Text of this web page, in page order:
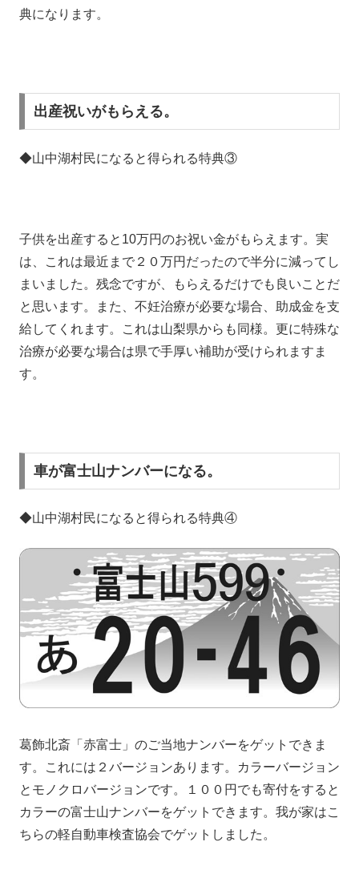
典になります。
出産祝いがもらえる。
◆山中湖村民になると得られる特典③
子供を出産すると10万円のお祝い金がもらえます。実
は、これは最近まで２０万円だったので半分に減ってし
まいました。残念ですが、もらえるだけでも良いことだ
と思います。また、不妊治療が必要な場合、助成金を支
給してくれます。これは山梨県からも同様。更に特殊な
治療が必要な場合は県で手厚い補助が受けられますま
す。
車が富士山ナンバーになる。
◆山中湖村民になると得られる特典④
葛飾北斎「赤富士」のご当地ナンバーをゲットできま
す。これには２バージョンあります。カラーバージョン
とモノクロバージョンです。１００円でも寄付をすると
カラーの富士山ナンバーをゲットできます。我が家はこ
ちらの軽自動車検査協会でゲットしました。